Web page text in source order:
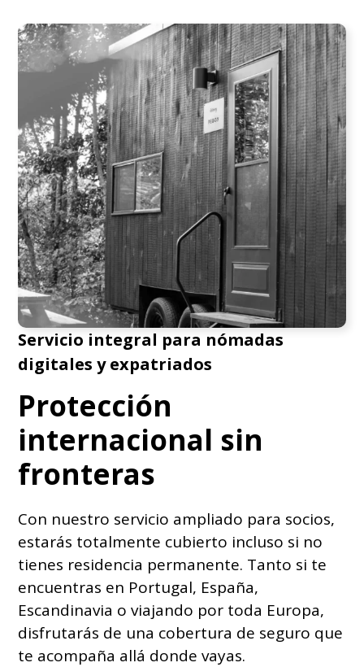
Servicio integral para nómadas
digitales y expatriados
Protección
internacional sin
fronteras
Con nuestro servicio ampliado para socios,
estarás totalmente cubierto incluso si no
tienes residencia permanente. Tanto si te
encuentras en Portugal, España,
Escandinavia o viajando por toda Europa,
disfrutarás de una cobertura de seguro que
te acompaña allá donde vayas.